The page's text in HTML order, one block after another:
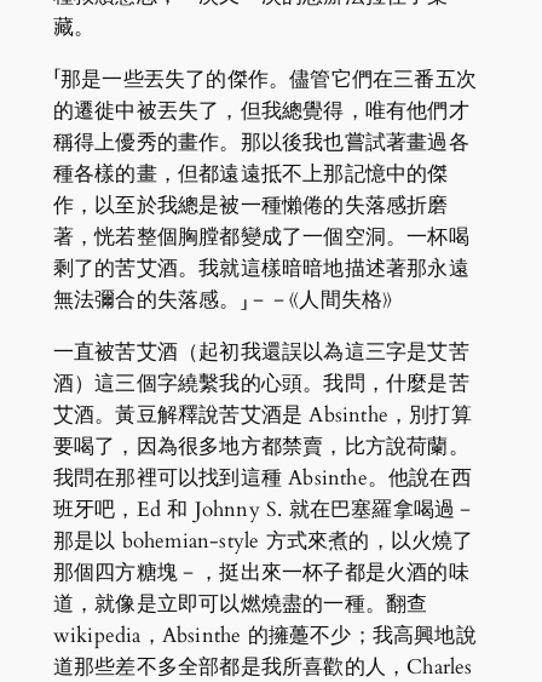
藏。
「那是一些丟失了的傑作。儘管它們在三番五次
的遷徙中被丟失了，但我總覺得，唯有他們才
稱得上優秀的畫作。那以後我也嘗試著畫過各
種各樣的畫，但都遠遠抵不上那記憶中的傑
作，以至於我總是被一種懶倦的失落感折磨
著，恍若整個胸膛都變成了一個空洞。一杯喝
剩了的苦艾酒。我就這樣暗暗地描述著那永遠
無法彌合的失落感。」－－《人間失格》
一直被苦艾酒（起初我還誤以為這三字是艾苦
酒）這三個字繞繫我的心頭。我問，什麼是苦
艾酒。黃豆解釋說苦艾酒是 Absinthe，別打算
要喝了，因為很多地方都禁賣，比方說荷蘭。
我問在那裡可以找到這種 Absinthe。他說在西
班牙吧，Ed 和 Johnny S. 就在巴塞羅拿喝過－
那是以 bohemian-style 方式來煮的，以火燒了
那個四方糖塊－，挺出來一杯子都是火酒的味
道，就像是立即可以燃燒盡的一種。翻查
wikipedia，Absinthe 的擁躉不少；我高興地說
道那些差不多全部都是我所喜歡的人，Charles